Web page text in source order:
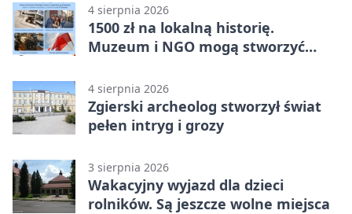
4 sierpnia 2026
1500 zł na lokalną historię.
Muzeum i NGO mogą stworzyć
4 sierpnia 2026
Zgierski archeolog stworzył świat
pełen intryg i grozy
3 sierpnia 2026
Wakacyjny wyjazd dla dzieci
rolników. Są jeszcze wolne miejsca